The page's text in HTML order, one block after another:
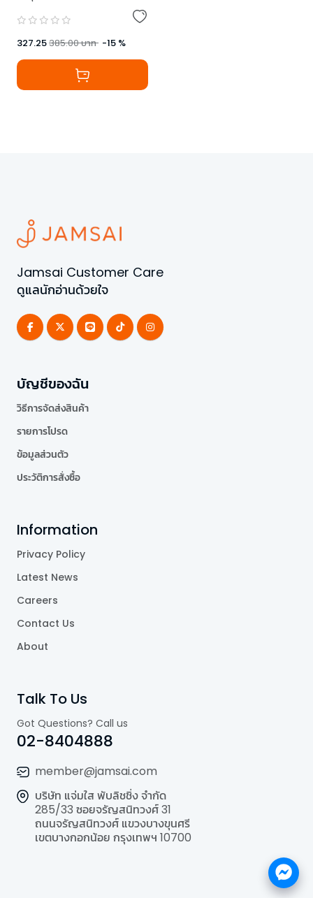
327.25385.00บาท -15 %
Jamsai Customer Care
ดูแลนักอ่านด้วยใจ
บัญชีของฉัน
วิธีการจัดส่งสินค้า
รายการโปรด
ข้อมูลส่วนตัว
ประวัติการสั่งซื้อ
Information
Privacy Policy
Latest News
Careers
Contact Us
About
Talk To Us
Got Questions? Call us
02-8404888
member@jamsai.com
บริษัท แจ่มใส พับลิชชิ่ง จำกัด
285/33 ซอยจรัญสนิทวงศ์ 31
ถนนจรัญสนิทวงศ์ แขวงบางขุนศรี
เขตบางกอกน้อย กรุงเทพฯ 10700